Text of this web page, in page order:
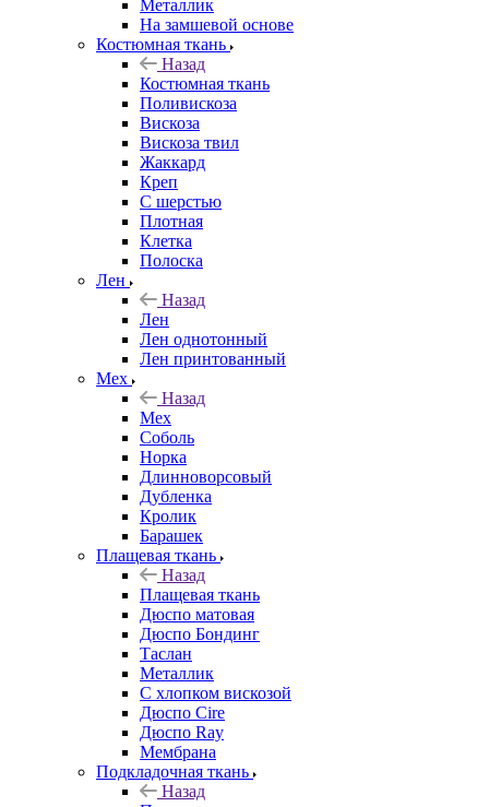
Металлик
На замшевой основе
Костюмная ткань
Назад
Костюмная ткань
Поливискоза
Вискоза
Вискоза твил
Жаккард
Креп
С шерстью
Плотная
Клетка
Полоска
Лен
Назад
Лен
Лен однотонный
Лен принтованный
Мех
Назад
Мех
Соболь
Норка
Длинноворсовый
Дубленка
Кролик
Барашек
Плащевая ткань
Назад
Плащевая ткань
Дюспо матовая
Дюспо Бондинг
Таслан
Металлик
С хлопком вискозой
Дюспо Cire
Дюспо Ray
Мембрана
Подкладочная ткань
Назад